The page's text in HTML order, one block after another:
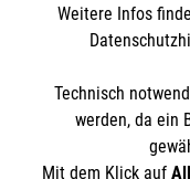
Sharepoint
Empfänger:
BIC:
Soziale
Weitere Infos
Technisch
werden, da ein
Mit dem Klick auf